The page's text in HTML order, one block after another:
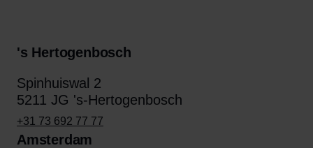
's Hertogenbosch
Spinhuiswal 2
5211 JG 's-Hertogenbosch
+31 73 692 77 77
Amsterdam